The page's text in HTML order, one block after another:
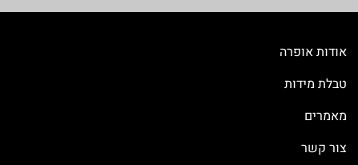
אודות אופרה
טבלת מידות
מאמרים
צור קשר